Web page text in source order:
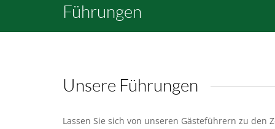
Führungen
Unsere Führungen
Lassen Sie sich von unseren Gästeführern zu den